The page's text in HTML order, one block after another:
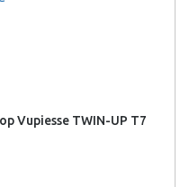
Vupiesse TWIN-UP T7